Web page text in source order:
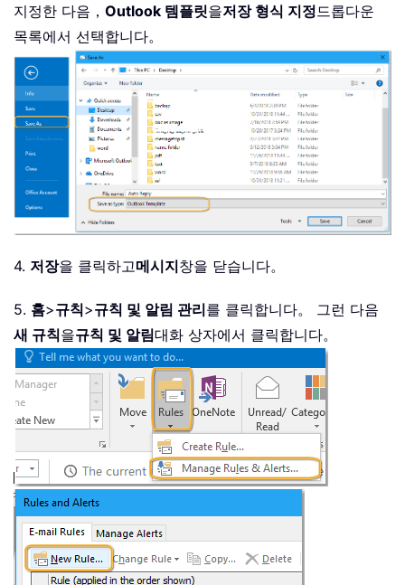
지정한 다음， Outlook 템플릿을저장 형식 지정드롭다운
목록에서 선택합니다。
4. 저장을 클릭하고메시지창을 닫습니다。
5. 홈>규칙>규칙 및 알림 관리를 클릭합니다。 그런 다음
새 규칙을규칙 및 알림대화 상자에서 클릭합니다。